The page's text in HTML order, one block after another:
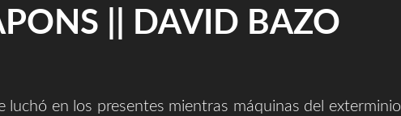
|| DAVID BAZO
luchó en los presentes mientras máquinas del exterminio